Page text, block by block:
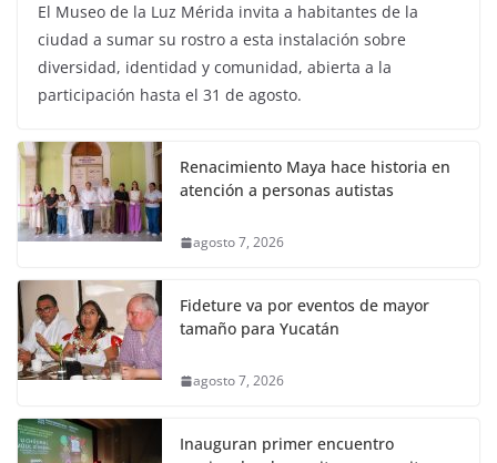
El Museo de la Luz Mérida invita a habitantes de la
ciudad a sumar su rostro a esta instalación sobre
diversidad, identidad y comunidad, abierta a la
participación hasta el 31 de agosto.
Renacimiento Maya hace historia en
atención a personas autistas
agosto 7, 2026
Fideture va por eventos de mayor
tamaño para Yucatán
agosto 7, 2026
Inauguran primer encuentro